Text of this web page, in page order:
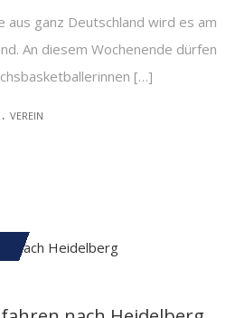
aus ganz Deutschland wird es am
An diesem Wochenende dürfen
[…]
. VEREIN